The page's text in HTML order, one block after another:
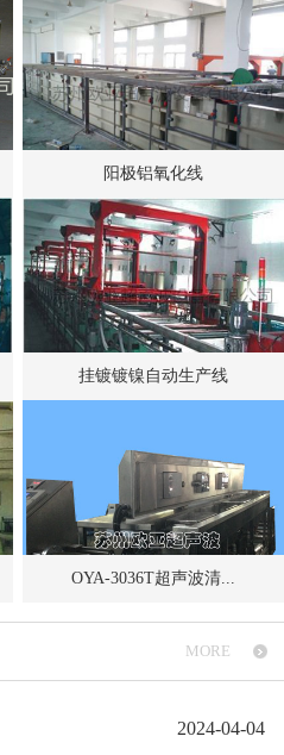
阳极铝氧化线
挂镀镀镍自动生产线
OYA-3036T超声波清...
MORE
2024-04-04